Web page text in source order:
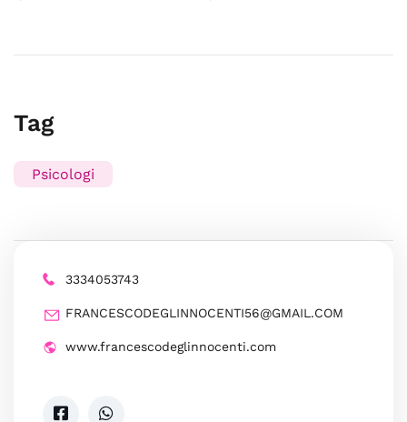
Tag
Psicologi
3334053743
FRANCESCODEGLINNOCENTI56@GMAIL.COM
www.francescodeglinnocenti.com